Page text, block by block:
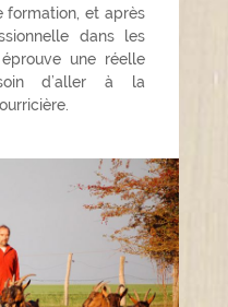
formation, et après
dans les
une réelle
d’aller à la